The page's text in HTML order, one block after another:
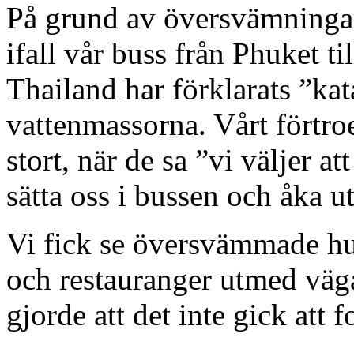
På grund av
ifall vår buss från Phuket
Thailand har förklarats
vattenmassorna. Vårt
stort, när de sa ”vi väljer
sätta oss i bussen och åka
Vi fick se översvämmade
och restauranger utmed
gjorde att det inte gick att